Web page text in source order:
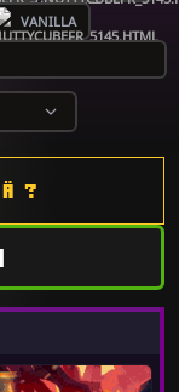
VANILLA
?